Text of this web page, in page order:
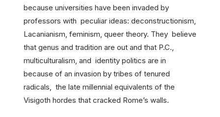
because universities have been invaded by
professors with peculiar ideas: deconstructionism,
Lacanianism, feminism, queer theory. They believe
that genus and tradition are out and that P.C.,
multiculturalism, and identity politics are in
because of an invasion by tribes of tenured
radicals, the late millennial equivalents of the
Visigoth hordes that cracked Rome’s walls.